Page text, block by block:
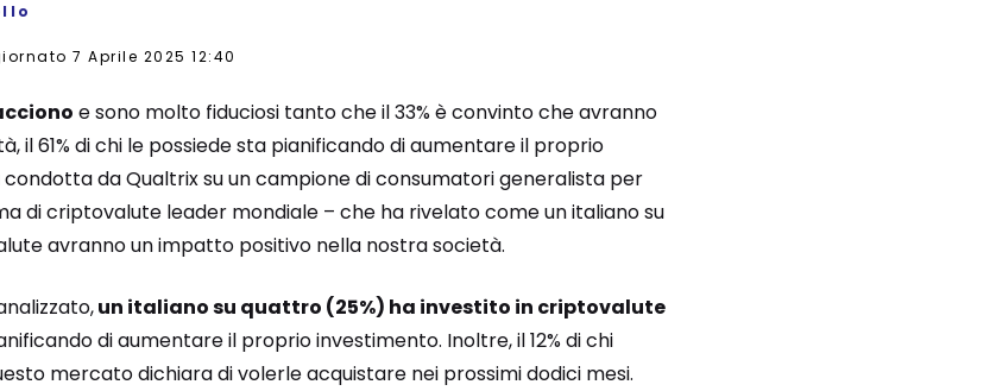
7 Aprile 2025 12:40
e sono molto fiduciosi tanto che il 33% è convinto che avranno
il 61% di chi le possiede sta pianificando di aumentare il proprio
da Qualtrix su un campione di consumatori generalista per
di criptovalute leader mondiale – che ha rivelato come un italiano su
avranno un impatto positivo nella nostra società.
un italiano su quattro (25%) ha investito in criptovalute
di aumentare il proprio investimento. Inoltre, il 12% di chi
mercato dichiara di volerle acquistare nei prossimi dodici mesi.